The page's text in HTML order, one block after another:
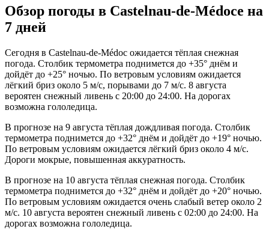
Обзор погоды в Castelnau-de-Médocе на
7 дней
Сегодня в Castelnau-de-Médoc ожидается тёплая снежная
погода. Столбик термометра поднимется до +35° днём и
дойдёт до +25° ночью. По ветровым условиям ожидается
лёгкий бриз около 5 м/с, порывами до 7 м/с. 8 августа
вероятен снежный ливень с 20:00 до 24:00. На дорогах
возможна гололедица.
В прогнозе на 9 августа тёплая дождливая погода. Столбик
термометра поднимется до +32° днём и дойдёт до +19° ночью.
По ветровым условиям ожидается лёгкий бриз около 4 м/с.
Дороги мокрые, повышенная аккуратность.
В прогнозе на 10 августа тёплая снежная погода. Столбик
термометра поднимется до +32° днём и дойдёт до +20° ночью.
По ветровым условиям ожидается очень слабый ветер около 2
м/с. 10 августа вероятен снежный ливень с 02:00 до 24:00. На
дорогах возможна гололедица.